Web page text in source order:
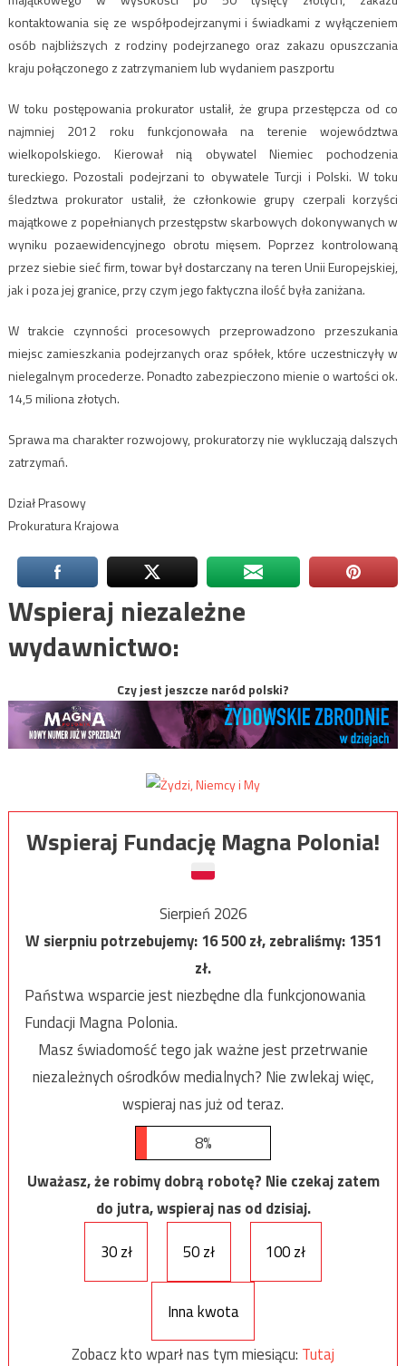
kontaktowania się ze współpodejrzanymi i świadkami z wyłączeniem
osób najbliższych z rodziny podejrzanego oraz zakazu opuszczania
kraju połączonego z zatrzymaniem lub wydaniem paszportu
W toku postępowania prokurator ustalił, że grupa przestępcza od co
najmniej 2012 roku funkcjonowała na terenie województwa
wielkopolskiego. Kierował nią obywatel Niemiec pochodzenia
tureckiego. Pozostali podejrzani to obywatele Turcji i Polski. W toku
śledztwa prokurator ustalił, że członkowie grupy czerpali korzyści
majątkowe z popełnianych przestępstw skarbowych dokonywanych w
wyniku pozaewidencyjnego obrotu mięsem. Poprzez kontrolowaną
przez siebie sieć firm, towar był dostarczany na teren Unii Europejskiej,
jak i poza jej granice, przy czym jego faktyczna ilość była zaniżana.
W trakcie czynności procesowych przeprowadzono przeszukania
miejsc zamieszkania podejrzanych oraz spółek, które uczestniczyły w
nielegalnym procederze. Ponadto zabezpieczono mienie o wartości ok.
14,5 miliona złotych.
Sprawa ma charakter rozwojowy, prokuratorzy nie wykluczają dalszych
zatrzymań.
Dział Prasowy
Prokuratura Krajowa
Wspieraj niezależne
wydawnictwo:
Czy jest jeszcze naród polski?
Wspieraj Fundację Magna Polonia!
Sierpień 2026
W sierpniu potrzebujemy:16 500zł, zebraliśmy:1351
zł.
Państwa wsparcie jest niezbędne dla funkcjonowania
Fundacji Magna Polonia.
Masz świadomość tego jak ważne jest przetrwanie
niezależnych ośrodków medialnych? Nie zwlekaj więc,
wspieraj nas już od teraz.
8%
Uważasz, że robimy dobrą robotę? Nie czekaj zatem
do jutra, wspieraj nas od dzisiaj.
30 zł
50 zł 100 zł
Inna kwota
Zobacz kto wparł nas tym miesiącu: Tutaj